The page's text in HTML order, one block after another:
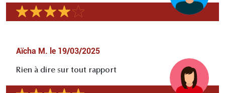
Aïcha M. le 19/03/2025
Rien à dire sur tout rapport